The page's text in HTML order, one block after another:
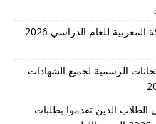
اعلان بشأن المنح المقدمة من المملكة المغربية للعام الدراسي 2026-
مواد الامتحانات الرسمية لجميع الشهادات
2026/1 موجهة الى الطلاب الذين تقدموا بطلبات